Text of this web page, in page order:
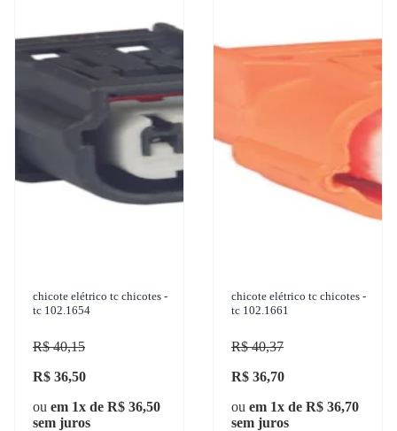
chicote elétrico tc chicotes -
tc 102.1654
R$ 40,15
R$ 36,50
ou em 1x de R$ 36,50
sem juros
chicote elétrico tc chicotes -
tc 102.1661
R$ 40,37
R$ 36,70
ou em 1x de R$ 36,70
sem juros